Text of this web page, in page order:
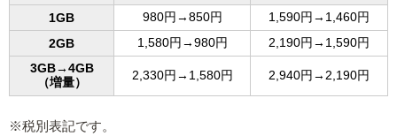
1GB
980円→850円
1,590円→1,460円
2GB
1,580円→980円
2,190円→1,590円
3GB→4GB
（増量）
2,330円→1,580円 2,940円→2,190円
※税別表記です。